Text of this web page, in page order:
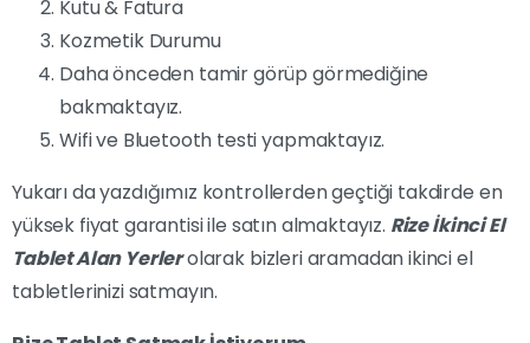
Kutu & Fatura
Kozmetik Durumu
Daha önceden tamir görüp görmediğine
bakmaktayız.
Wifi ve Bluetooth testi yapmaktayız.
Yukarı da yazdığımız kontrollerden geçtiği takdirde en
yüksek fiyat garantisi ile satın almaktayız. Rize İkinci El
Tablet Alan Yerlerolarak bizleri aramadan ikinci el
tabletlerinizi satmayın.